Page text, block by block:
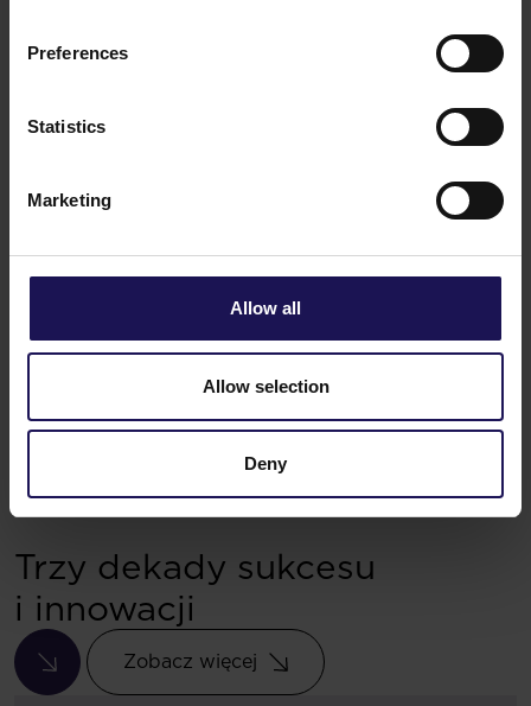
Preferences
Statistics
Marketing
Allow all
Allow selection
Deny
Trzy dekady sukcesu
i innowacji
Zobacz więcejZobacz więcej